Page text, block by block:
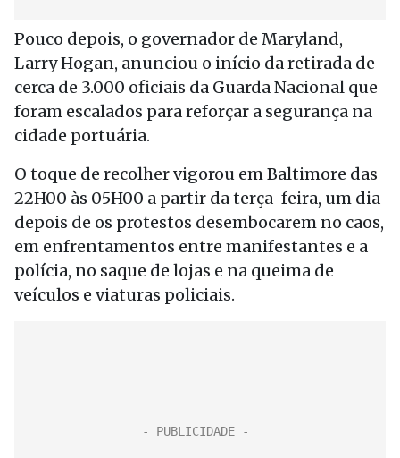
Pouco depois, o governador de Maryland,
Larry Hogan, anunciou o início da retirada de
cerca de 3.000 oficiais da Guarda Nacional que
foram escalados para reforçar a segurança na
cidade portuária.
O toque de recolher vigorou em Baltimore das
22H00 às 05H00 a partir da terça-feira, um dia
depois de os protestos desembocarem no caos,
em enfrentamentos entre manifestantes e a
polícia, no saque de lojas e na queima de
veículos e viaturas policiais.